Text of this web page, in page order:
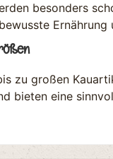
um
sie
besonders
zu großen
bieten eine